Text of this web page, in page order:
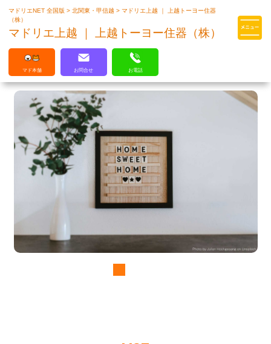
マドリエはLIXILの厳しい基準を
マドリエNET 全国版>北関東・甲信越>マドリエ上越 ｜ 上越トーヨー住器
（株）
マドリエ上越 ｜ 上越トーヨー住器（株）
マド本舗 お問合せ お電話